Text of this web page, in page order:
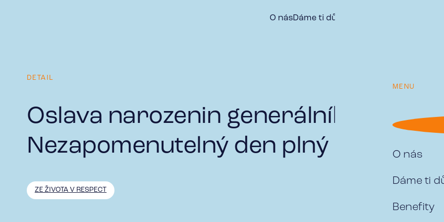
O násDáme ti důvod
MENU
O nás
Dáme ti
Benefity
DETAIL
Oslava narozenin generálního
Nezapomenutelný den plný energie
ZE ŽIVOTA V RESPECT